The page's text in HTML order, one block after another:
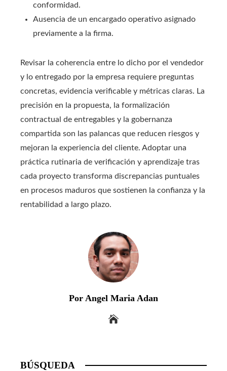
conformidad.
Ausencia de un encargado operativo asignado
previamente a la firma.
Revisar la coherencia entre lo dicho por el vendedor
y lo entregado por la empresa requiere preguntas
concretas, evidencia verificable y métricas claras. La
precisión en la propuesta, la formalización
contractual de entregables y la gobernanza
compartida son las palancas que reducen riesgos y
mejoran la experiencia del cliente. Adoptar una
práctica rutinaria de verificación y aprendizaje tras
cada proyecto transforma discrepancias puntuales
en procesos maduros que sostienen la confianza y la
rentabilidad a largo plazo.
Por Angel Maria Adan
BÚSQUEDA